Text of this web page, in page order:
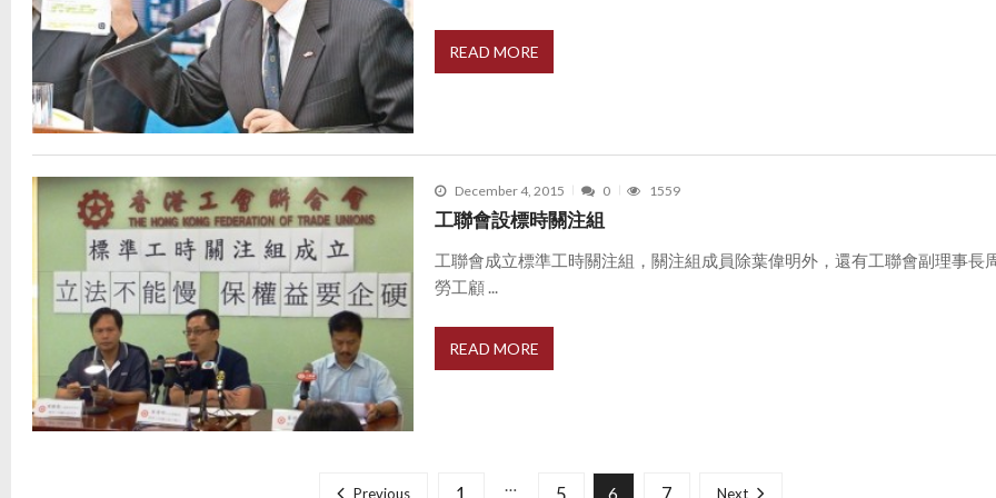
READ MORE
December 4, 2015 0 1559
工聯會設標時關注組
工聯會成立標準工時關注組，關注組成員除葉偉明外，還有工聯會副理事長
勞工顧 ...
READ MORE
Previous … 6 Next